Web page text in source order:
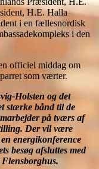
H.E. Halla
i en fællesnordisk
i den
officiel middag om
som værter.
Holsten og det
stærke bånd til de
på tværs af
Der vil være
energikonference
besøg afsluttes med